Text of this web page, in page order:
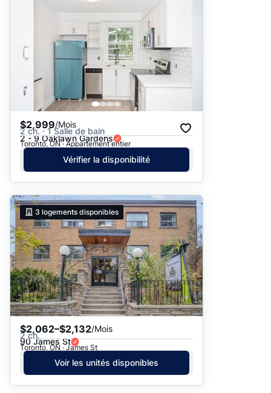
$2,999/Mois
2 ch. · 1 Salle de bain
2 - 9 Oaklawn Gardens
Toronto, ON · Appartement entier
Vérifier la disponibilité
3 logements disponibles
$2,062–$2,132/Mois
2 ch.
90 James St
Toronto, ON · James St
Voir les unités disponibles